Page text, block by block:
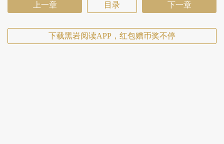
上一章 目录 下一章
下载黑岩阅读APP，红包赠币奖不停